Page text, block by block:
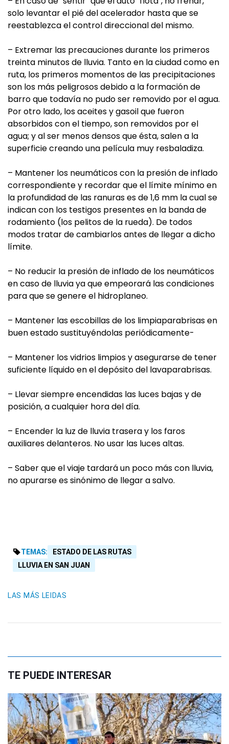
solo levantar el pié del acelerador hasta que se
reestablezca el control direccional del mismo.
– Extremar las precauciones durante los primeros
treinta minutos de lluvia. Tanto en la ciudad como en
ruta, los primeros momentos de las precipitaciones
son los más peligrosos debido a la formación de
barro que todavía no pudo ser removido por el agua.
Por otro lado, los aceites y gasoil que fueron
absorbidos con el tiempo, son removidos por el
agua; y al ser menos densos que ésta, salen a la
superficie creando una película muy resbaladiza.
– Mantener los neumáticos con la presión de inflado
correspondiente y recordar que el límite mínimo en
la profundidad de las ranuras es de 1,6 mm la cual se
indican con los testigos presentes en la banda de
rodamiento (los pelitos de la rueda). De todos
modos tratar de cambiarlos antes de llegar a dicho
límite.
– No reducir la presión de inflado de los neumáticos
en caso de lluvia ya que empeorará las condiciones
para que se genere el hidroplaneo.
– Mantener las escobillas de los limpiaparabrisas en
buen estado sustituyéndolas periódicamente-
– Mantener los vidrios limpios y asegurarse de tener
suficiente líquido en el depósito del lavaparabrisas.
– Llevar siempre encendidas las luces bajas y de
posición, a cualquier hora del día.
– Encender la luz de lluvia trasera y los faros
auxiliares delanteros. No usar las luces altas.
– Saber que el viaje tardará un poco más con lluvia,
no apurarse es sinónimo de llegar a salvo.
TEMAS:
ESTADO DE LAS RUTAS
LLUVIA EN SAN JUAN
LAS MÁS LEIDAS
TE PUEDE INTERESAR